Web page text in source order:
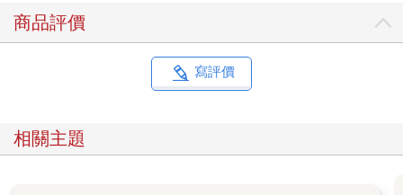
商品評價
寫評價
相關主題